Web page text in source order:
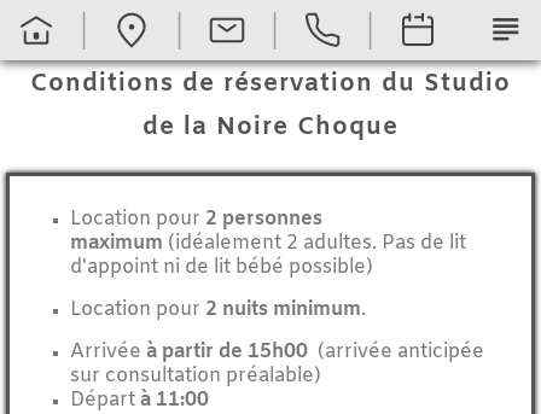
Conditions de réservation du Studio
de la Noire Choque
Location pour 2 personnes
maximum (idéalement 2 adultes. Pas de lit
d'appoint ni de lit bébé possible)
Location pour 2 nuits minimum.
Arrivée à partir de 15h00 (arrivée anticipée
sur consultation préalable)
Départà 11:00
subject